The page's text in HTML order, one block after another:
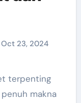
Oct 23, 2024
makna